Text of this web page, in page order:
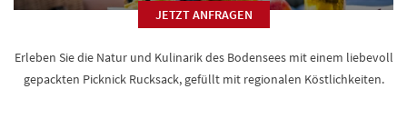
JETZT ANFRAGEN
Erleben Sie die Natur und Kulinarik des Bodensees mit einem liebevoll
gepackten Picknick Rucksack, gefüllt mit regionalen Köstlichkeiten.